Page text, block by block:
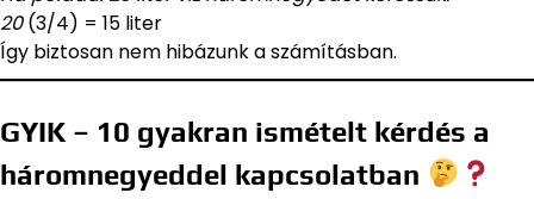
20(3/4) = 15 liter
Így biztosan nem hibázunk a számításban.
GYIK – 10 gyakran ismételt kérdés a
háromnegyeddel kapcsolatban